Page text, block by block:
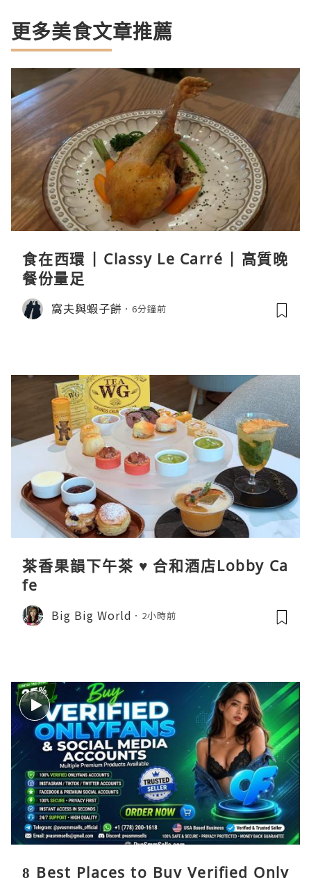
更多美食文章推薦
食在西環 | Classy Le Carré | 高質晚
餐份量足
窩夫與蝦子餅 6分鐘前
茶香果韻下午茶 ♥ 合和酒店Lobby Ca
fe
Big Big World 2小時前
8 Best Places to Buy Verified Only